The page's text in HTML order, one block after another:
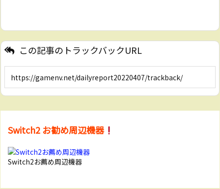
この記事のトラックバックURL
Switch2 お勧め周辺機器
Switch2お薦め周辺機器